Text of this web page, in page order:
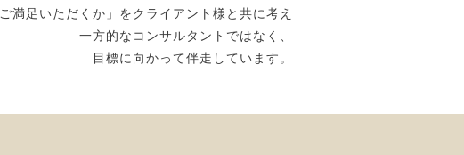
ご満足いただくか」をクライアント様と共に考え
一方的なコンサルタントではなく、
目標に向かって伴走しています。